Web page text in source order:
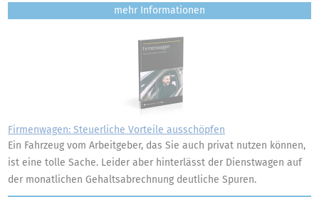
mehr
Firmenwagen: Steuerliche Vorteile ausschöpfen
Ein Fahrzeug vom Arbeitgeber, das Sie auch privat nutzen können,
ist eine tolle Sache. Leider aber hinterlässt der Dienstwagen auf
der monatlichen Gehaltsabrechnung deutliche Spuren.